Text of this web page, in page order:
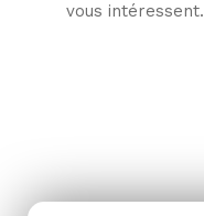
vous intéressent.